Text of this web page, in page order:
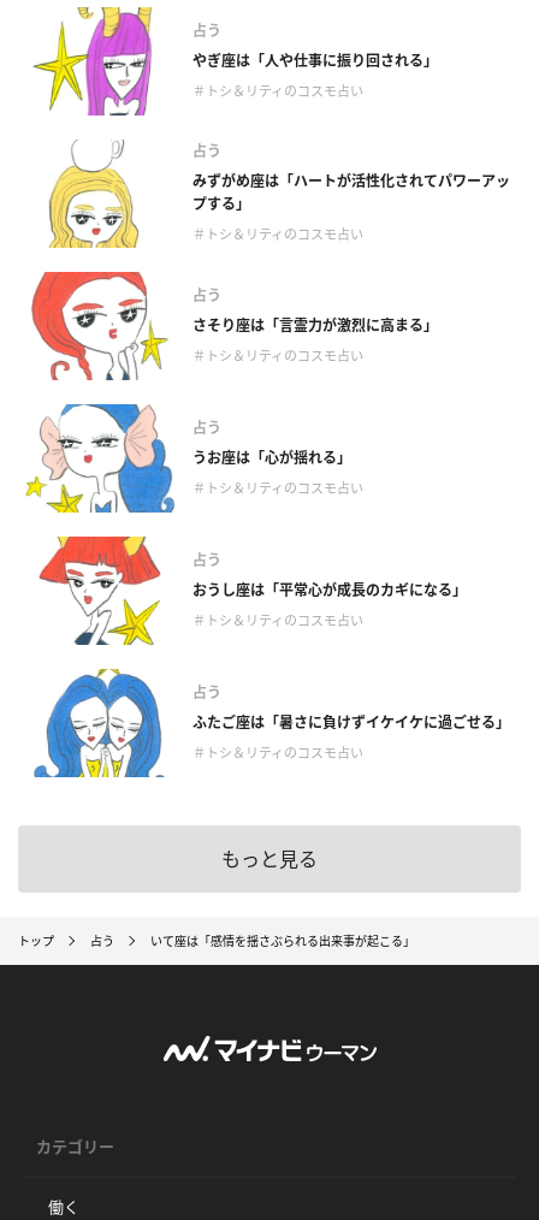
占う
やぎ座は「人や仕事に振り回される」
＃トシ＆リティのコスモ占い
占う
みずがめ座は「ハートが活性化されてパワーアッ
プする」
＃トシ＆リティのコスモ占い
占う
さそり座は「言霊力が激烈に高まる」
＃トシ＆リティのコスモ占い
占う
うお座は「心が揺れる」
＃トシ＆リティのコスモ占い
占う
おうし座は「平常心が成長のカギになる」
＃トシ＆リティのコスモ占い
占う
ふたご座は「暑さに負けずイケイケに過ごせる」
＃トシ＆リティのコスモ占い
もっと見る
トップ 占う いて座は「感情を揺さぶられる出来事が起こる」
カテゴリー
働く